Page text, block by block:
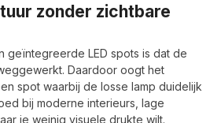
zonder zichtbare
geïntegreerde LED spots is dat de
Daardoor oogt het
spot waarbij de losse lamp duidelijk
bij moderne interieurs, lage
je weinig visuele drukte wilt.